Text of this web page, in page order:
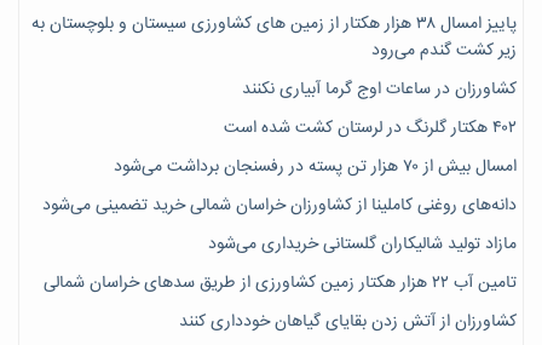
پاییز امسال ۳۸ هزار هکتار از زمین های کشاورزی سیستان و بلوچستان به
زیر کشت گندم می‌رود
کشاورزان در ساعات اوج گرما آبیاری نکنند
۴۰۲ هکتار گلرنگ در لرستان کشت شده است
امسال بیش از ۷۰ هزار تن پسته در رفسنجان برداشت می‌شود
دانه‌های روغنی کاملینا از کشاورزان خراسان شمالی خرید تضمینی می‌شود
مازاد تولید شالیکاران گلستانی خریداری می‌شود
تامین آب ۲۲ هزار هکتار زمین کشاورزی از طریق سدهای خراسان شمالی
کشاورزان از آتش زدن بقایای گیاهان خودداری کنند